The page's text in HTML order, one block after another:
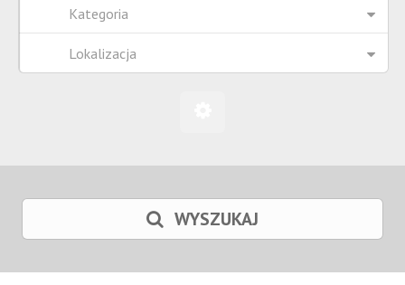
Kategoria
Lokalizacja
WYSZUKAJ